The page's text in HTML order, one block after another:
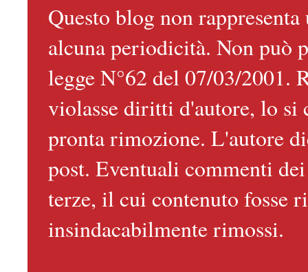
Questo blog non
alcuna periodicità. Non può
legge N°62 del 07/03/2001.
violasse diritti d'autore, lo si
pronta rimozione. L'autore
post. Eventuali commenti
terze, il cui contenuto fosse
insindacabilmente rimossi.